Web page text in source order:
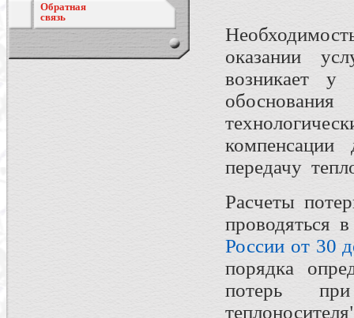
Обратная
связь
оказании
возникает у
передачу
Расчеты
проводяться
России от 30
порядка
потерь